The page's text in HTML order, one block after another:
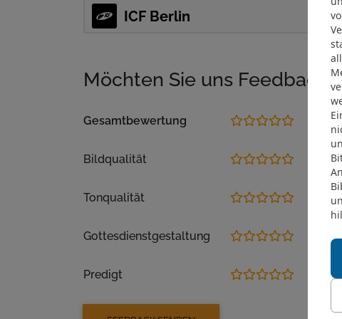
ICF Berlin
Möchten Sie uns Feedback
Gesamtbewertung
Bildqualität
Tonqualität
Gottesdienstgestaltung
Predigt